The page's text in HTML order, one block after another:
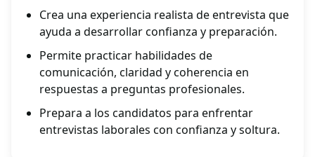
Crea una experiencia realista de entrevista que
ayuda a desarrollar confianza y preparación.
Permite practicar habilidades de
comunicación, claridad y coherencia en
respuestas a preguntas profesionales.
Prepara a los candidatos para enfrentar
entrevistas laborales con confianza y soltura.